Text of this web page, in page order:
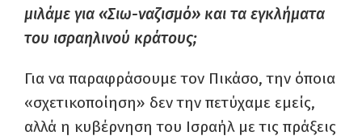
μιλάμε για «Σιω-ναζισμό» και τα εγκλήματα
του ισραηλινού κράτους;
Για να παραφράσουμε τον Πικάσο, την όποια
«σχετικοποίηση» δεν την πετύχαμε εμείς,
αλλά η κυβέρνηση του Ισραήλ με τις πράξεις